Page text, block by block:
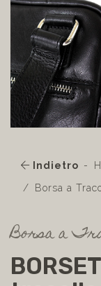
Indietro
Borsa a
Borsa a